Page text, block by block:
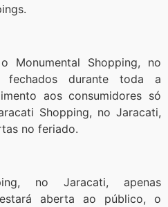
Monumental Shopping, no
fechados durante toda a
aos consumidores só
Shopping, no Jaracati,
no feriado.
no Jaracati, apenas
aberta ao público, o